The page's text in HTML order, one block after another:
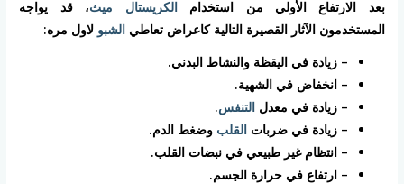
بعد الارتفاع الأولي من استخدامالكريستال ميث، قد يواجه
المستخدمون الآثار القصيرة التالية كاعراض تعاطيالشبو لاول مره:
– زيادة في اليقظة والنشاط البدني.
– انخفاض في الشهية.
– زيادة في معدلالتنفس.
– زيادة في ضرباتالقلب وضغط الدم.
– انتظام غير طبيعي في نبضات القلب.
– ارتفاع في حرارة الجسم.